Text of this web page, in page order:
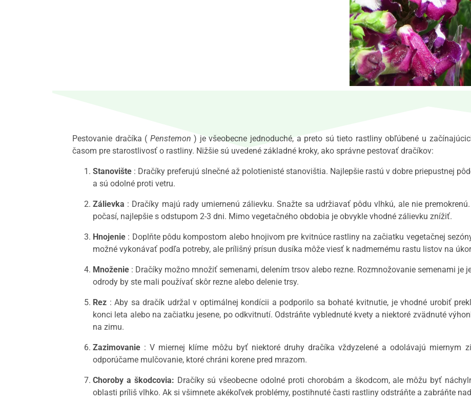
Pestovanie dračíka ( Penstemon ) je všeobecne jednoduché, a preto sú tieto rastliny obľúbené u
časom pre starostlivosť o rastliny. Nižšie sú uvedené základné kroky, ako správne pestovať dračíkov:
Stanovište : Dračíky preferujú slnečné až polotienisté stanovištia. Najlepšie rastú v dobre priepustnej
a sú odolné proti vetru.
Zálievka : Dračíky majú rady umiernenú zálievku. Snažte sa udržiavať pôdu vlhkú, ale nie
počasí, najlepšie s odstupom 2-3 dni. Mimo vegetačného obdobia je obvykle vhodné zálievku znížiť.
Hnojenie : Doplňte pôdu kompostom alebo hnojivom pre kvitnúce rastliny na začiatku vegetačnej
možné vykonávať podľa potreby, ale prílišný prísun dusíka môže viesť k nadmernému rastu listov na
Množenie : Dračíky možno množiť semenami, delením trsov alebo rezne. Rozmnožovanie semenami je
odrody by ste mali používať skôr rezne alebo delenie trsy.
Rez : Aby sa dračík udržal v optimálnej kondícii a podporilo sa bohaté kvitnutie, je vhodné urobiť
konci leta alebo na začiatku jesene, po odkvitnutí. Odstráňte vyblednuté kvety a niektoré zvädnuté
na zimu.
Zazimovanie : V miernej klíme môžu byť niektoré druhy dračíka vždyzelené a odolávajú miernym
odporúčame mulčovanie, ktoré chráni korene pred mrazom.
Choroby a škodcovia: Dračíky sú všeobecne odolné proti chorobám a škodcom, ale môžu byť
oblasti príliš vlhko. Ak si všimnete akékoľvek problémy, postihnuté časti rastliny odstráňte a zabráňte